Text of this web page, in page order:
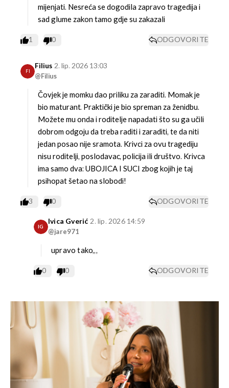
mijenjati. Nesreća se dogodila zapravo tragedija i
sad glume zakon tamo gdje su zakazali
1 0 ODGOVORITE
FI
Filius
@Filius
2. lip. 2026 13:03
Čovjek je momku dao priliku za zaraditi. Momak je
bio maturant. Praktički je bio spreman za ženidbu.
Možete mu onda i roditelje napadati što su ga učili
dobrom odgoju da treba raditi i zaraditi, te da niti
jedan posao nije sramota. Krivci za ovu tragediju
nisu roditelji, poslodavac, policija ili društvo. Krivca
ima samo dva: UBOJICA I SUCI zbog kojih je taj
psihopat šetao na slobodi!
3 0 ODGOVORITE
IG
Ivica Gverić
@jare971
2. lip. 2026 14:59
upravo tako,,,
0 0 ODGOVORITE